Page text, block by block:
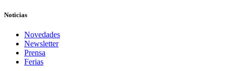
Noticias
Novedades
Newsletter
Prensa
Ferias